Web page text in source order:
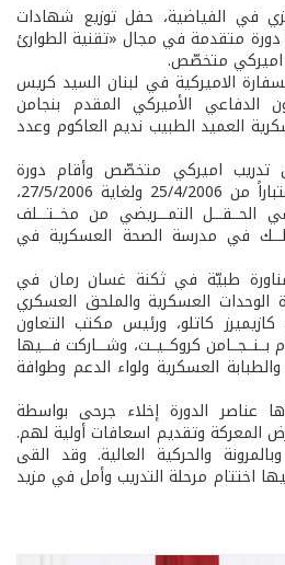
في الفياضية، حفل توزيع شهادات
دورة متقدمة في مجال «تقنية الطوارئ
اميركي متخصّص.
الاميركية في لبنان السيد كريس
الدفاعي الأميركي المقدم بنجامن
العميد الطبيب نديم العاكوم وعدد
تدريب اميركي متخصّص وأقام دورة
تأسيسية للطوارئ الطبية اعتباراً من 25/4/2006 ولغاية 27/5/2006،
التمـــريضي من مخــتـــلف
في مدرسة الصحة العسكرية في
طبيّة في ثكنة غسان رمان في
العسكرية والملحق العسكري
كاتلو، ورئيس مكتب التعاون
كروكــيــت، وشـــاركت فـــيها
العسكرية ولواء الدعم وطوافة
عناصر الدورة إخلاء جرحى بواسطة
المعركة وتقديم اسعافات أولية لهم.
والحركية العالية. وقد القى
اختتام مرحلة التدريب وأمل في مزيد